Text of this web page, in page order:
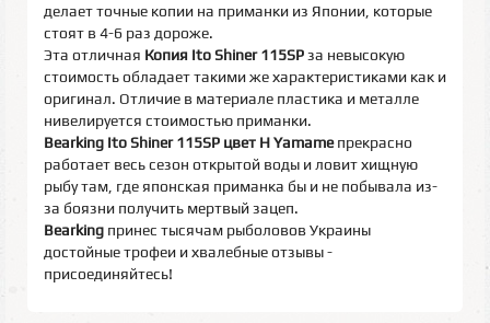
делает точные копии на приманки из Японии, которые
стоят в 4-6 раз дороже.
Эта отличная Копия Ito Shiner 115SPза невысокую
стоимость обладает такими же характеристиками как и
оригинал. Отличие в материале пластика и металле
нивелируется стоимостью приманки.
Bearking Ito Shiner 115SP цвет H Yamameпрекрасно
работает весь сезон открытой воды и ловит хищную
рыбу там, где японская приманка бы и не побывала из-
за боязни получить мертвый зацеп.
Bearking принес тысячам рыболовов Украины
достойные трофеи и хвалебные отзывы -
присоединяйтесь!